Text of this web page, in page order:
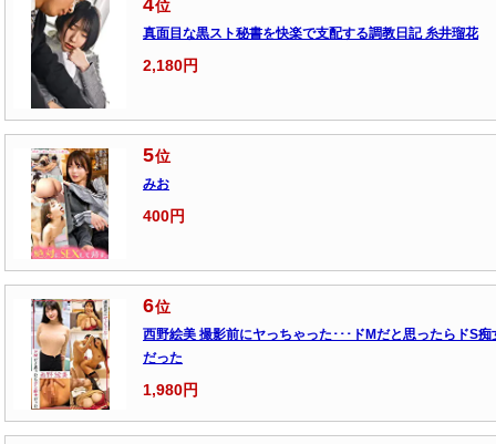
4位
真面目な黒スト秘書を快楽で支配する調教日記 糸井瑠花
2,180円
5位
みお
400円
6位
西野絵美 撮影前にヤっちゃった･･･ドMだと思ったらドS痴
だった
1,980円